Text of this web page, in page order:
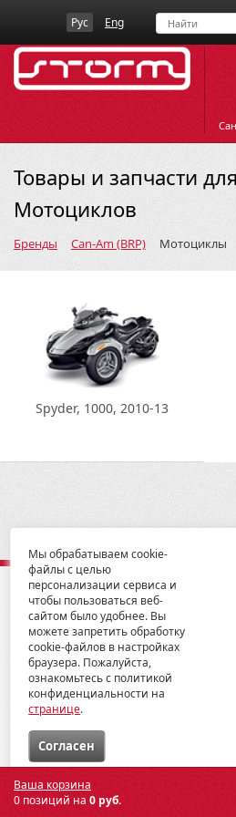
Рус Eng
Ваша корзина
0 позиций на 0 руб.
Товары и запчасти
Мотоциклов
Бренды Can-Am (BRP) Мотоциклы
Spyder, 1000, 2010-13
© 2012-2026 ГК Металлопродукция
Мы обрабатываем cookie-
файлы с целью
персонализации сервиса и
чтобы пользоваться веб-
сайтом было удобнее. Вы
можете запретить обработку
cookie-файлов в настройках
браузера. Пожалуйста,
ознакомьтесь с политикой
конфиденциальности на
странице.
Cогласен